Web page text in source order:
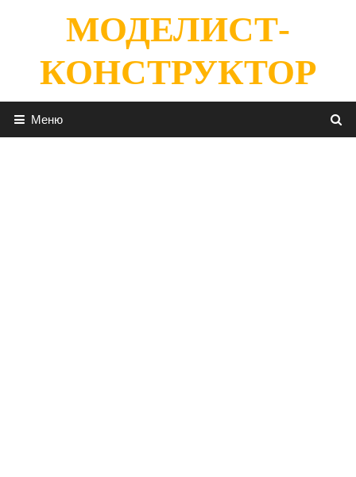
содержимомуМОДЕЛИСТ-
КОНСТРУКТОР
Меню